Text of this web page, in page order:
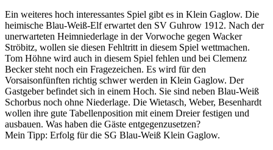
Ein weiteres hoch interessantes Spiel gibt es in Klein Gaglow. Die
heimische Blau-Weiß-Elf erwartet den SV Guhrow 1912. Nach der
unerwarteten Heimniederlage in der Vorwoche gegen Wacker
Ströbitz, wollen sie diesen Fehltritt in diesem Spiel wettmachen.
Tom Höhne wird auch in diesem Spiel fehlen und bei Clemenz
Becker steht noch ein Fragezeichen. Es wird für den
Vorsaisonfünften richtig schwer werden in Klein Gaglow. Der
Gastgeber befindet sich in einem Hoch. Sie sind neben Blau-Weiß
Schorbus noch ohne Niederlage. Die Wietasch, Weber, Besenhardt
wollen ihre gute Tabellenposition mit einem Dreier festigen und
ausbauen. Was haben die Gäste entgegenzusetzen?
Mein Tipp: Erfolg für die SG Blau-Weiß Klein Gaglow.